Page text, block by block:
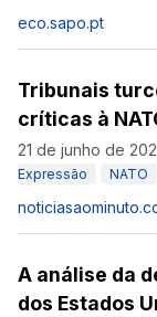
eco.sapo.pt
Tribunais
críticas à
21 de junho de
Expressão
NATO
A análise da
dos Estados